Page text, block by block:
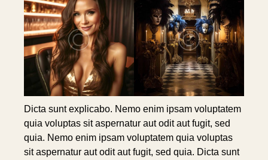
Dicta sunt explicabo. Nemo enim ipsam voluptatem
quia voluptas sit aspernatur aut odit aut fugit, sed
quia. Nemo enim ipsam voluptatem quia voluptas
sit aspernatur aut odit aut fugit, sed quia. Dicta sunt